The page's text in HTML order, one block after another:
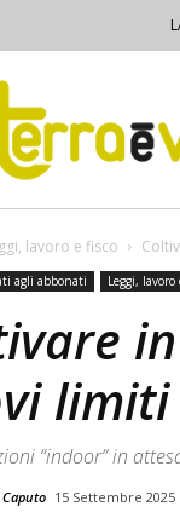
lavoro e fisco
agli abbonati Leggi, lavoro
“indoor” in
15 Settembre 2025